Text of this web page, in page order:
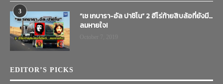
3
“เช เกบารา-อัล ปาชิโน” 2 ฮีโร่ท้ายสิบล้อที่ยังมี…
ลมหายใจ!
EDITOR’S PICKS